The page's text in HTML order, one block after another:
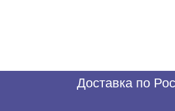
Доставка по